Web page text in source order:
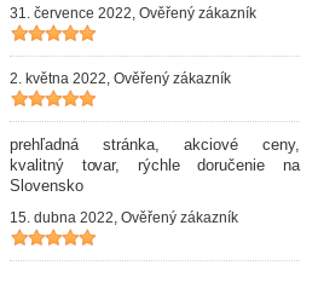
31. července 2022, Ověřený zákazník
2. května 2022, Ověřený zákazník
prehľadná stránka, akciové ceny,
kvalitný tovar, rýchle doručenie na
Slovensko
15. dubna 2022, Ověřený zákazník